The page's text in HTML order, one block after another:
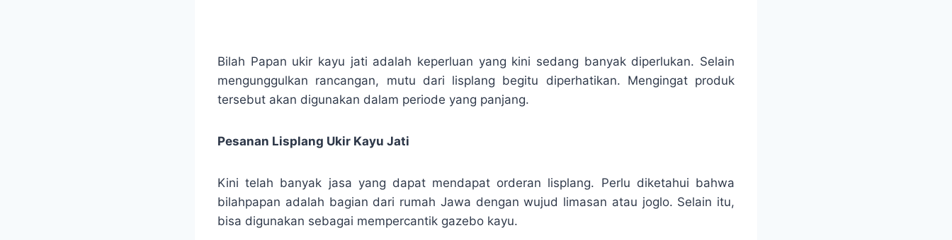
Bilah Papan ukir kayu jati adalah keperluan yang kini sedang banyak diperlukan. Selain
mengunggulkan rancangan, mutu dari lisplang begitu diperhatikan. Mengingat produk
tersebut akan digunakan dalam periode yang panjang.
Pesanan Lisplang Ukir Kayu Jati
Kini telah banyak jasa yang dapat mendapat orderan lisplang. Perlu diketahui bahwa
bilahpapan adalah bagian dari rumah Jawa dengan wujud limasan atau joglo. Selain itu,
bisa digunakan sebagai mempercantik gazebo kayu.